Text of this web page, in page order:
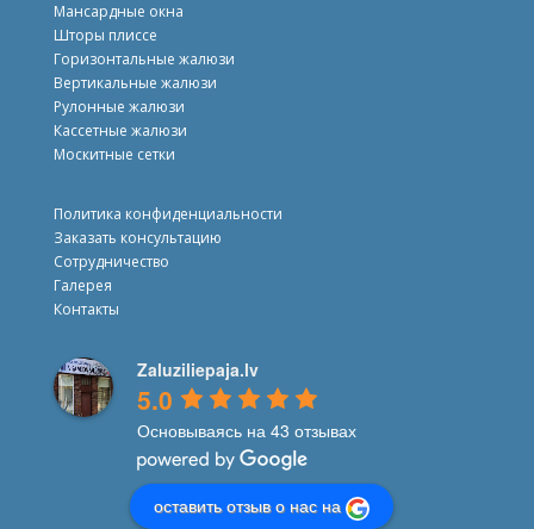
Mансардные окна
Шторы плиссе
Горизонтальные жалюзи
Вертикальные жалюзи
Рулонные жалюзи
Кассетные жалюзи
Москитные сетки
Политика конфиденциальности
Заказать консультацию
Сотрудничество
Галерея
Контакты
Zaluziliepaja.lv
5.0
Основываясь на 43 отзывах
оставить отзыв о нас на